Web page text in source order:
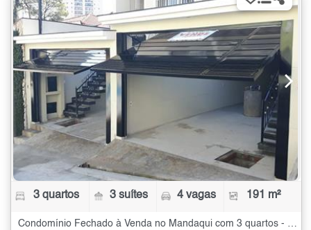
3 quartos 3 suítes 4 vagas 191 m²
Condomínio Fechado à Venda no Mandaqui com 3 quartos - 191 m²